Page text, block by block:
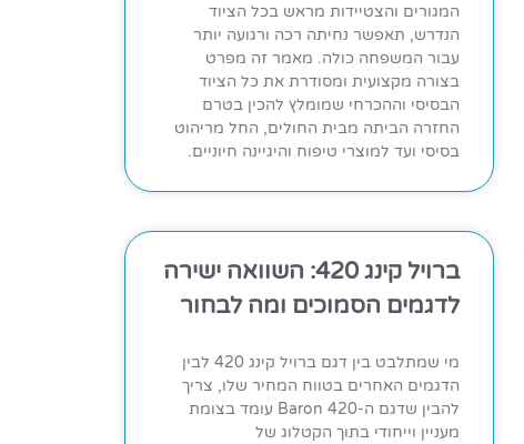
המגורים והצטיידות מראש בכל הציוד
הנדרש, תאפשר נחיתה רכה ורגועה יותר
עבור המשפחה כולה. מאמר זה מפרט
בצורה מקצועית ומסודרת את כל הציוד
הבסיסי וההכרחי שמומלץ להכין בטרם
החזרה הביתה מבית החולים, החל מריהוט
בסיסי ועד למוצרי טיפוח והיגיינה חיוניים.
ברויל קינג 420: השוואה ישירה
לדגמים הסמוכים ומה לבחור
מי שמתלבט בין דגם ברויל קינג 420 לבין
הדגמים האחרים בטווח המחיר שלו, צריך
להבין שדגם ה-Baron 420 עומד בצומת
מעניין וייחודי בתוך הקטלוג של